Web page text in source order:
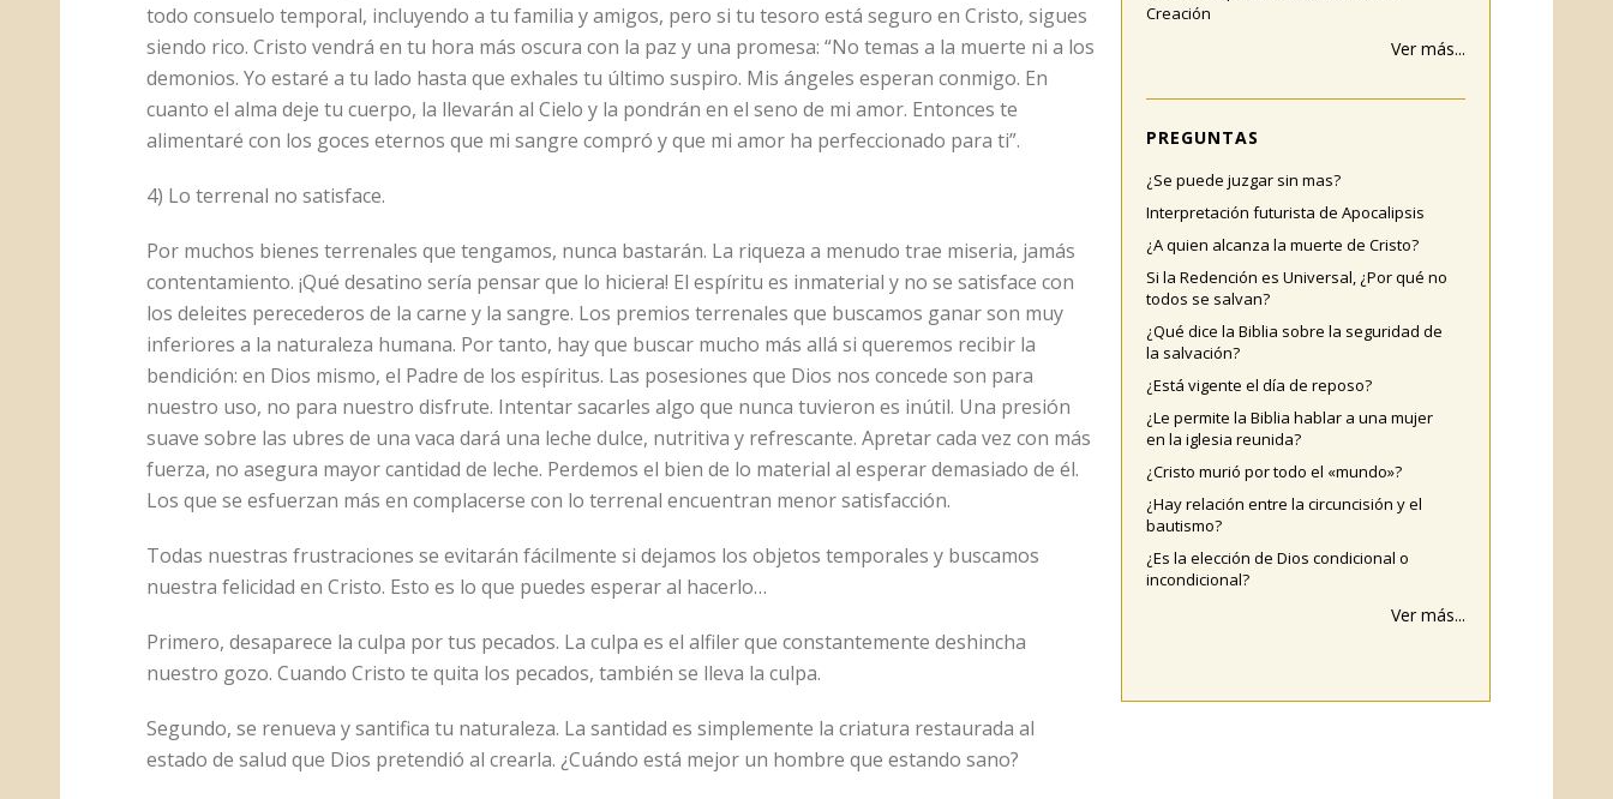
todo consuelo temporal, incluyendo a tu familia y amigos, pero si tu tesoro está seguro en Cristo, sigues
siendo rico. Cristo vendrá en tu hora más oscura con la paz y una promesa: “No temas a la muerte ni a los
demonios. Yo estaré a tu lado hasta que exhales tu último suspiro. Mis ángeles esperan conmigo. En
cuanto el alma deje tu cuerpo, la llevarán al Cielo y la pondrán en el seno de mi amor. Entonces te
alimentaré con los goces eternos que mi sangre compró y que mi amor ha perfeccionado para ti”.
4) Lo terrenal no satisface.
Por muchos bienes terrenales que tengamos, nunca bastarán. La riqueza a menudo trae miseria, jamás
contentamiento. ¡Qué desatino sería pensar que lo hiciera! El espíritu es inmaterial y no se satisface con
los deleites perecederos de la carne y la sangre. Los premios terrenales que buscamos ganar son muy
inferiores a la naturaleza humana. Por tanto, hay que buscar mucho más allá si queremos recibir la
bendición: en Dios mismo, el Padre de los espíritus. Las posesiones que Dios nos concede son para
nuestro uso, no para nuestro disfrute. Intentar sacarles algo que nunca tuvieron es inútil. Una presión
suave sobre las ubres de una vaca dará una leche dulce, nutritiva y refrescante. Apretar cada vez con más
fuerza, no asegura mayor cantidad de leche. Perdemos el bien de lo material al esperar demasiado de él.
Los que se esfuerzan más en complacerse con lo terrenal encuentran menor satisfacción.
Todas nuestras frustraciones se evitarán fácilmente si dejamos los objetos temporales y buscamos
nuestra felicidad en Cristo. Esto es lo que puedes esperar al hacerlo…
Primero, desaparece la culpa por tus pecados. La culpa es el alfiler que constantemente deshincha
nuestro gozo. Cuando Cristo te quita los pecados, también se lleva la culpa.
Segundo, se renueva y santifica tu naturaleza. La santidad es simplemente la criatura restaurada al
estado de salud que Dios pretendió al crearla. ¿Cuándo está mejor un hombre que estando sano?
Creación
Ver más...
PREGUNTAS
¿Se puede juzgar sin mas?
Interpretación futurista de Apocalipsis
¿A quien alcanza la muerte de Cristo?
Si la Redención es Universal, ¿Por qué no
todos se salvan?
¿Qué dice la Biblia sobre la seguridad de
la salvación?
¿Está vigente el día de reposo?
¿Le permite la Biblia hablar a una mujer
en la iglesia reunida?
¿Cristo murió por todo el «mundo»?
¿Hay relación entre la circuncisión y el
bautismo?
¿Es la elección de Dios condicional o
incondicional?
Ver más...